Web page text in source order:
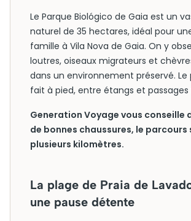
Le Parque Biológico de Gaia est un
naturel de 35 hectares, idéal pour
famille à Vila Nova de Gaia. On y
loutres, oiseaux migrateurs et
dans un environnement préservé. Le
fait à pied, entre étangs et passages
Generation Voyage vous conseille
de bonnes chaussures, le parcours
plusieurs kilomètres.
La plage de Praia de
une pause détente